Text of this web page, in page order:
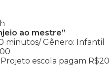
ao mestre”
minutos/ Gênero: Infantil
escola pagam